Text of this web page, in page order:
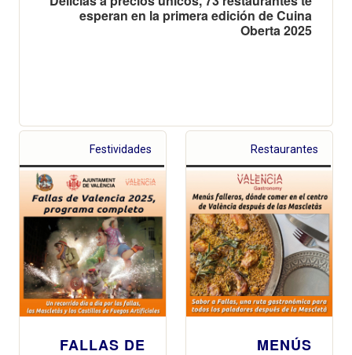
esperan en la primera edición de Cuina
Oberta 2025
Festividades
FALLAS DE
Restaurantes
MENÚS